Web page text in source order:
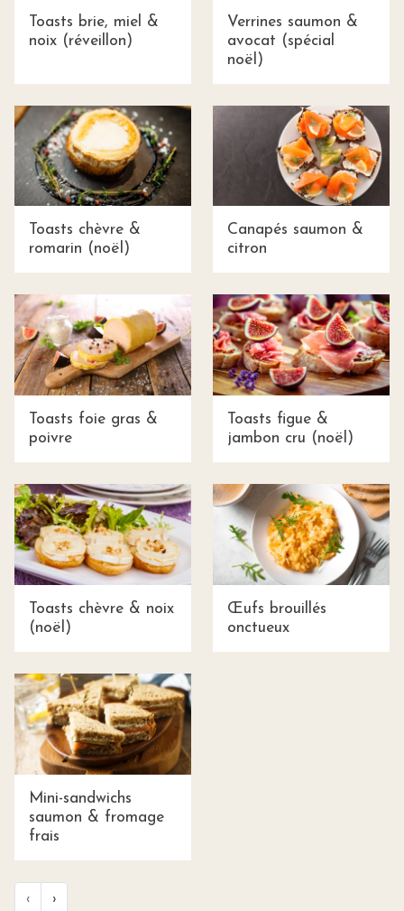
Toasts brie, miel &
noix (réveillon)
Verrines saumon &
avocat (spécial
noël)
Toasts chèvre &
romarin (noël)
Canapés saumon &
citron
Toasts foie gras &
poivre
Toasts figue &
jambon cru (noël)
Toasts chèvre & noix
(noël)
Œufs brouillés
onctueux
Mini-sandwichs
saumon & fromage
frais
‹ ›